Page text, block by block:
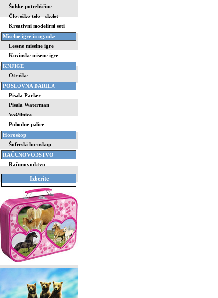
Šolske potrebščine
Človeško telo - skelet
Kreativni modelirni seti
Miselne igre in uganke
Lesene miselne igre
Kovinske misene igre
KNJIGE
Otroške
POSLOVNA DARILA
Pisala Parker
Pisala Waterman
Voščilnice
Pohodne palice
Horoskop
Šoferski horoskop
RAČUNOVODSTVO
Računovodstvo
Izberite